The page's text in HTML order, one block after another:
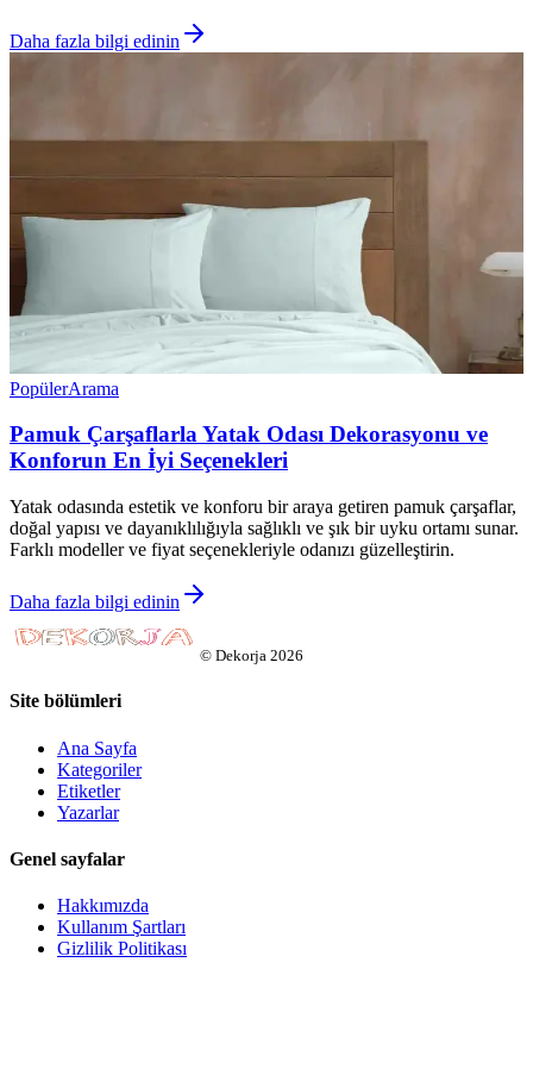
Daha fazla bilgi edinin
PopülerArama
Pamuk Çarşaflarla Yatak Odası Dekorasyonu ve
Konforun En İyi Seçenekleri
Yatak odasında estetik ve konforu bir araya getiren pamuk çarşaflar,
doğal yapısı ve dayanıklılığıyla sağlıklı ve şık bir uyku ortamı sunar.
Farklı modeller ve fiyat seçenekleriyle odanızı güzelleştirin.
Daha fazla bilgi edinin
© Dekorja 2026
Site bölümleri
Ana Sayfa
Kategoriler
Etiketler
Yazarlar
Genel sayfalar
Hakkımızda
Kullanım Şartları
Gizlilik Politikası